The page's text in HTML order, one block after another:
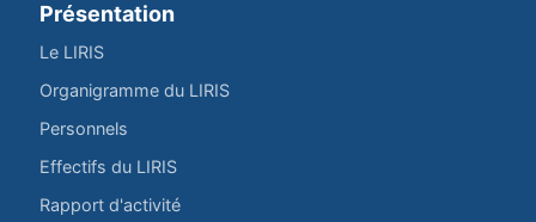
Présentation
Le LIRIS
Organigramme du LIRIS
Personnels
Effectifs du LIRIS
Rapport d'activité